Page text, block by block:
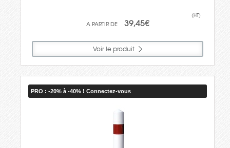
39,45€
(HT)
Voir le produit
PRO : -20% à -40% ! Connectez-vous